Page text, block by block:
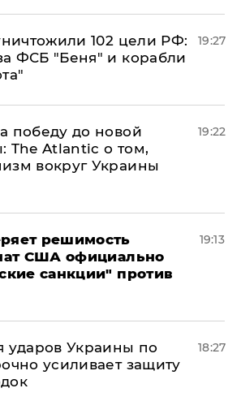
102 цели РФ:
ФСБ "Беня" и корабли
19:27
победу до новой
The Atlantic о том,
вокруг Украины
19:22
решимость
США официально
санкции" против
19:13
ударов Украины по
усиливает защиту
18:27